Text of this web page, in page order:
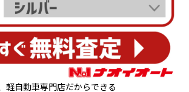
軽自動車専門店だからできる